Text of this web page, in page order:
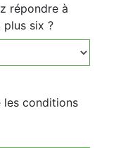
répondre à
six ?
les conditions